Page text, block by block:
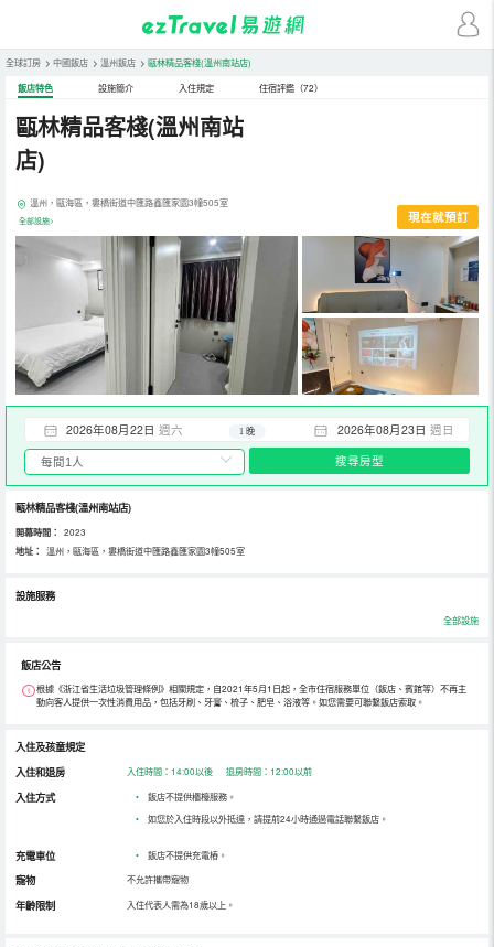
全球訂房 > 中國飯店 > 溫州飯店 > 甌林精品客棧(溫州南站店)
飯店特色 設施簡介 入住規定 住宿評鑑（72）
甌林精品客棧(溫州南站
店)
溫州，甌海區，婁橋街道中匯路鑫匯家園3幢505室
全部設施> 現在就預訂
2026年08月22日 週六 2026年08月23日 週日
1 晚
搜尋房型
甌林精品客棧(溫州南站店)
開幕時間： 2023
地址： 溫州，甌海區，婁橋街道中匯路鑫匯家園3幢505室
設施服務
全部設施
飯店公告
根據《浙江省生活垃圾管理條例》相關規定，自2021年5月1日起，全市住宿服務單位（飯店、賓館等）不再主
動向客人提供一次性消費用品，包括牙刷、牙膏、梳子、肥皂、浴液等。如您需要可聯繫飯店索取。
入住及孩童規定
入住和退房
入住時間：14:00以後 退房時間：12:00以前
入住方式 •
飯店不提供櫃檯服務。
•
如您於入住時段以外抵達，請提前24小時通過電話聯繫飯店。
充電車位 • 飯店不提供充電樁。
寵物 不允許攜帶寵物
年齡限制 入住代表人需為18歲以上。